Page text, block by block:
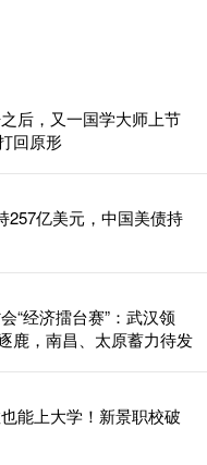
后，又一国学大师上节
回原形
257亿美元，中国美债持
“经济擂台赛”：武汉领
鹿，南昌、太原蓄力待发
能上大学！新景职校破